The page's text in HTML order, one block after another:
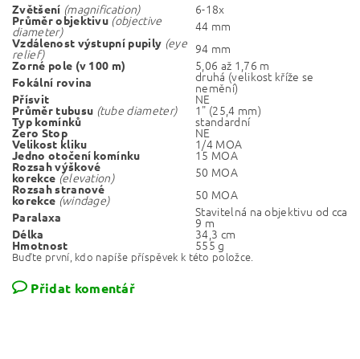
Zvětšení (magnification) 6-18x
Průměr objektivu (objective
diameter) 44 mm
Vzdálenost výstupní pupily (eye
relief) 94 mm
Zorné pole (v 100 m) 5,06 až 1,76 m
Fokální rovina druhá (velikost kříže se
nemění)
Přísvit NE
Průměr tubusu (tube diameter) 1" (25,4 mm)
Typ komínků standardní
Zero Stop NE
Velikost kliku 1/4 MOA
Jedno otočení komínku 15 MOA
Rozsah výškové
korekce (elevation) 50 MOA
Rozsah stranové
korekce (windage) 50 MOA
Paralaxa Stavitelná na objektivu od cca
9 m
Délka 34,3 cm
Hmotnost 555 g
Buďte první, kdo napíše příspěvek k této položce.
Přidat komentář